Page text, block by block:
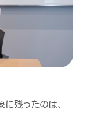
残ったのは、